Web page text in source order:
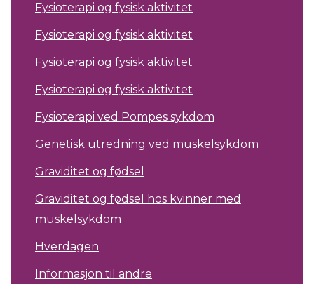
Fysioterapi og fysisk aktivitet
Fysioterapi og fysisk aktivitet
Fysioterapi og fysisk aktivitet
Fysioterapi og fysisk aktivitet
Fysioterapi ved Pompes sykdom
Genetisk utredning ved muskelsykdom
Graviditet og fødsel
Graviditet og fødsel hos kvinner med
muskelsykdom
Hverdagen
Informasjon til andre